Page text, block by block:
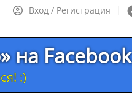
Вход / Регистрация
на Facebook
:)